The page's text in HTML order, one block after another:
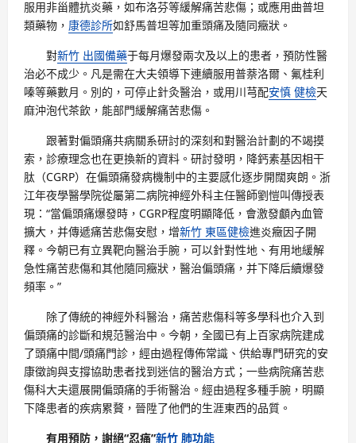
服用非甾體抗炎藥，如布洛芬等緩解痛苦悲傷；或應用曲普坦
類藥物， 康德診所如舒馬普坦等加重頭痛及隨同癥狀。
對新竹 出國備藥于每月爆發兩次及以上的患者，預防性醫
治必不成少。凡是需在大夫領導下連續服用普萘洛爾、氟桂利
嗪等藥數月。別的，可停止針灸醫治，或用川芎配安慎 健檢天
麻沖泡代茶飲，能部門緩解痛苦悲傷。
跟著對偏頭痛共病關系研討的深刻和對醫治計劃的不竭摸
索，診療理念也在更換新的資料。研討發明，降鈣素基因相干
肽（CGRP）在偏頭痛發病機制中的主要感化逐步開闊爽朗。浙
江年夜學醫學院從屬第二病院神經外科主任醫師劉愷叫傳授表
現：“當偏頭痛爆發時，CGRP程度明顯降低，會激發顱內血管
擴大，并傳遞痛苦悲傷安慰，增新竹 東區健檢進炎癥因子開
釋。今朝已有立異靶向醫治手腕，可以針對性地、有用地緩解
急性痛苦悲傷和其他隨同癥狀，醫治偏頭痛，并下降后續爆發
頻率。”
除了傳統的神經外科醫治，痛苦悲傷科等多學科也介入到
偏頭痛的診斷和規范醫治中。今朝，全國已有上百家病院建成
了頭痛中間/頭痛門診，經由過程傳佈常識、供給專門研究的安
康徵詢與支撐協助患者找到迷信的醫治方式；一些病院痛苦悲
傷科大夫還展開偏頭痛的手術醫治。經由過程多種手腕，明顯
下降患者的疾病累贅，晉陞了他們的生涯東西的品質。
有用預防，謝絕“忍痛”新竹 肺功能